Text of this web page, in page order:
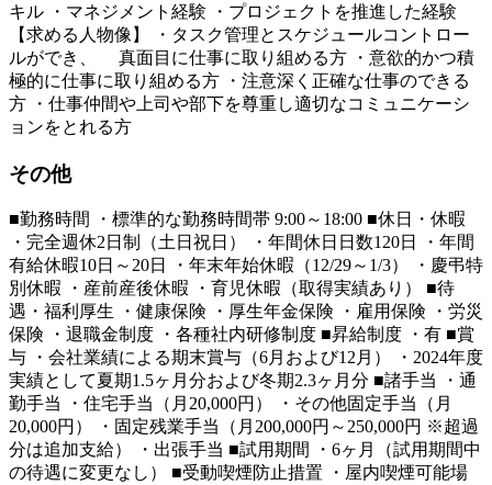
キル ・マネジメント経験 ・プロジェクトを推進した経験
【求める人物像】 ・タスク管理とスケジュールコントロー
ルができ、 真面目に仕事に取り組める方 ・意欲的かつ積
極的に仕事に取り組める方 ・注意深く正確な仕事のできる
方 ・仕事仲間や上司や部下を尊重し適切なコミュニケーシ
ョンをとれる方
その他
■勤務時間 ・標準的な勤務時間帯 9:00～18:00 ■休日・休暇
・完全週休2日制（土日祝日） ・年間休日日数120日 ・年間
有給休暇10日～20日 ・年末年始休暇（12/29～1/3） ・慶弔特
別休暇 ・産前産後休暇 ・育児休暇（取得実績あり） ■待
遇・福利厚生 ・健康保険 ・厚生年金保険 ・雇用保険 ・労災
保険 ・退職金制度 ・各種社内研修制度 ■昇給制度 ・有 ■賞
与 ・会社業績による期末賞与（6月および12月） ・2024年度
実績として夏期1.5ヶ月分および冬期2.3ヶ月分 ■諸手当 ・通
勤手当 ・住宅手当（月20,000円） ・その他固定手当（月
20,000円） ・固定残業手当（月200,000円～250,000円 ※超過
分は追加支給） ・出張手当 ■試用期間 ・6ヶ月（試用期間中
の待遇に変更なし） ■受動喫煙防止措置 ・屋内喫煙可能場